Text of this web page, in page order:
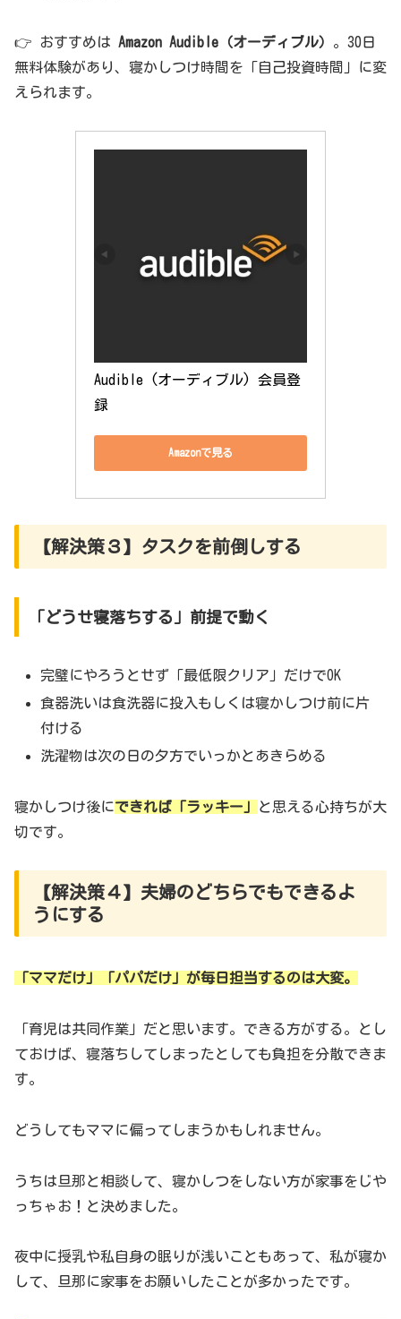
👉 おすすめは Amazon Audible（オーディブル） 。30日
無料体験があり、寝かしつけ時間を「自己投資時間」に変
えられます。
Audible (オーディブル) 会員登
録
Amazonで見る
【解決策３】タスクを前倒しする
「どうせ寝落ちする」前提で動く
完璧にやろうとせず「最低限クリア」だけでOK
食器洗いは食洗器に投入もしくは寝かしつけ前に片
付ける
洗濯物は次の日の夕方でいっかとあきらめる
寝かしつけ後にできれば「ラッキー」
と思える心持ちが大
切です。
【解決策４】夫婦のどちらでもできるよ
うにする
「ママだけ」「パパだけ」が毎日担当するのは大変。
「育児は共同作業」だと思います。できる方がする。とし
ておけば、寝落ちしてしまったとしても負担を分散できま
す。
どうしてもママに偏ってしまうかもしれません。
うちは旦那と相談して、寝かしつをしない方が家事をじや
っちゃお！と決めました。
夜中に授乳や私自身の眠りが浅いこともあって、私が寝か
して、旦那に家事をお願いしたことが多かったです。